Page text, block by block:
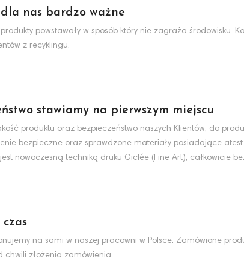
nas bardzo ważne
powstawały w sposób który nie zagraża środowisku.
z recyklingu.
stawiamy na pierwszym miejscu
produktu oraz bezpieczeństwo naszych Klientów, do
bezpieczne oraz sprawdzone materiały posiadające
nowoczesną techniką druku Giclée (Fine Art), całkowicie
na sami w naszej pracowni w Polsce. Zamówione
chwili złożenia zamówienia.